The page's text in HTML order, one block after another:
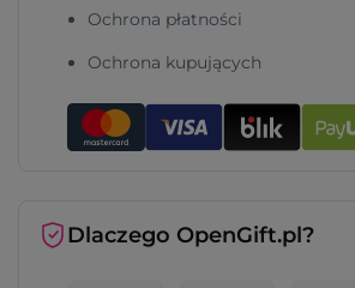
Ochrona płatności
Ochrona kupujących
Dlaczego OpenGift.pl?